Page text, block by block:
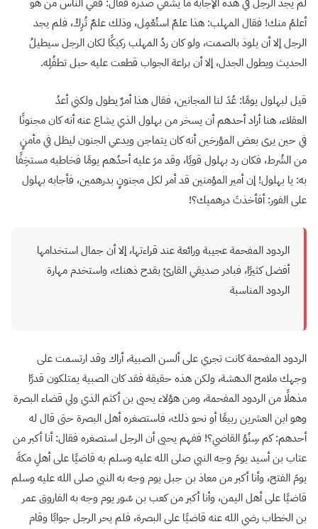
أعلمُ منك! فقال المهلب: هذا علمٌ استُعْمِل، وذلك علمٌ تُرِكْ، فلم يجد
الرجل إلا أن يلوذ بالصمت، ولو كان ردُ المهلب ركيكًا لكان الرجل سيطيلُ
الحديث ويطول الجدل، إلا أن براعة الجواب قطعت عليه حبل تطفُلِه.
قيل لبهلول يومًا: عُدَ لنا المجانين، فقال هذا أمرٌ يطول ولكني أعدُ
العقلاء، هنا أراد أحدهم أن يسخر من بهلول الذي يشاع عنه أنه كان مجنونًا
في حين يرى بعض المؤرخين أنه كان يتماجن ويدعي الجنون ليظل في مأمنٍ
من الشُرط، فكان رد بهلول قويًا، وقد مرَ عليه أحدُهم يومًا فخاطبه مستخِفًا
به: يا بهلول! إن أمير المؤمنين قد أمر لكل مجنونٍ بدرهمين، فأجابه بهلول
على الفور: أفأخذتَ درهميك؟!
الردود المفحمة عجيبة ورائعة عند قراءتها، إلا أن جمال استخدامها
أفضل كثيرًا، فبادر صديقي القارئ بقدح ذهنك، واستخدم مهارة
الردود المناسبة
الردود المفحمة كانت تجري على ألسن الصبية، أراك وقد ارتسمت على
وجهك ملامح الدهشة، ولكن هذه حقيقة فقد كان الصبية يمتلكون قدرًا
مذهلًا من الردود المفحمة، ومن هؤلاء يحيى بن أكثم الذي ولي قضاء البصرة
وهو ابن العشرين ربيعًا أو نحو ذلك، فاستصغره أهل البصرة حتى قال له
أحدهم: كم سِنُوُ القاضي؟! ففهم يحيى أن الرجل استصغره فقال: أنا أكبر من
عتاب بن أسيد يومَ وجه النبي صلى الله عليه وسلم به قاضيًا على أهلِ مكةَ
يومَ الفتح، وأنا أكبر من معاذ بن جبل يوم وجه به النبي صلى الله عليه وسلم
قاضيًا على أهل اليمن، وأنا أكبر من كعب بن سُور يوم وجه به الفاروق عمر
بن الخطاب رضي الله عنه قاضيًا على البصرة، فلم يحر الرجل جوابًا وقام